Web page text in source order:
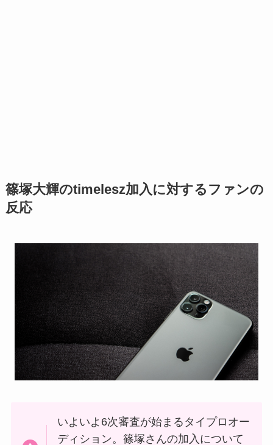
篠塚大輝のtimelesz加入に対するファンの
反応
いよいよ6次審査が始まるタイプロオー
ディション。篠塚さんの加入について